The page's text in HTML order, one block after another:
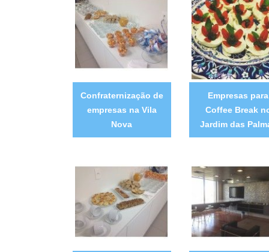
Confraternização de
empresas na Vila
Nova
Empresas para
Coffee Break
Jardim das